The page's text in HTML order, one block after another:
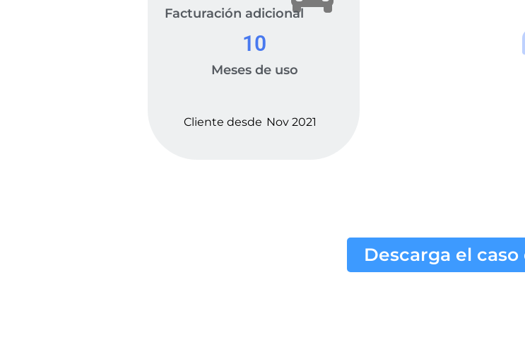
Facturación adicional
Meses de uso
10
Cliente desde Nov 2021
Descarga el